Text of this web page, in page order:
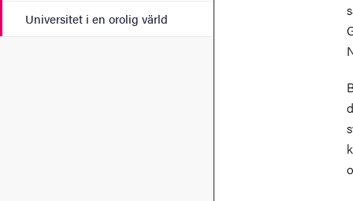
Universitet i en orolig värld